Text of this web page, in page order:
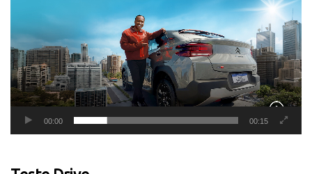
00:00 00:15